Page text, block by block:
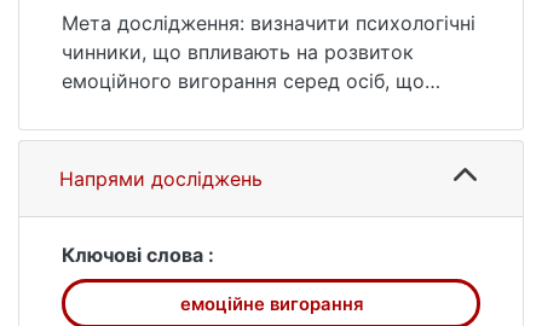
Мета дослідження: визначити психологічні
чинники, що впливають на розвиток
емоційного вигорання серед осіб, що
Практична цінність дослідження полягає у
можливості застосування отриманих
результатів для розробки програм
працюють дистанційно. Це включає
профілактичні заходи, спрямовані на
зниження емоційного вигорання через
Напрями досліджень
Ключові слова :
емоційне вигорання